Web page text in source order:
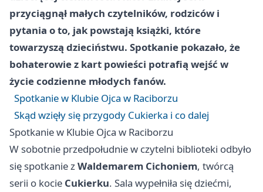
przyciągnął małych czytelników, rodziców i
pytania o to, jak powstają książki, które
towarzyszą dzieciństwu. Spotkanie pokazało, że
bohaterowie z kart powieści potrafią wejść w
życie codzienne młodych fanów.
Spotkanie w Klubie Ojca w Raciborzu
Skąd wzięły się przygody Cukierka i co dalej
Spotkanie w Klubie Ojca w Raciborzu
W sobotnie przedpołudnie w czytelni biblioteki odbyło
się spotkanie z Waldemarem Cichoniem, twórcą
serii o kocie Cukierku. Sala wypełniła się dziećmi,